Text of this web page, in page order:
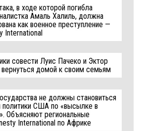
в ходе которой погибла
Амаль Халиль, должна
как военное преступление —
International
совести Луис Пачеко и Эктор
вернуться домой к своим семьям
не должны становиться
политики США по «высылке в
Объясняют региональные
International по Африке